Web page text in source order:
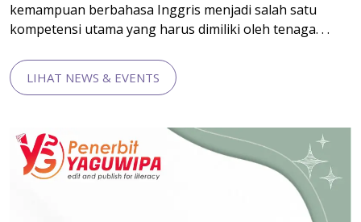
kemampuan berbahasa Inggris menjadi salah satu
kompetensi utama yang harus dimiliki oleh tenaga. . .
LIHAT NEWS & EVENTS